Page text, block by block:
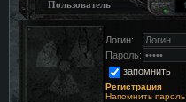
Пользователь
Логин:
Пароль:
запомнить
Регистрация
Напомнить пароль